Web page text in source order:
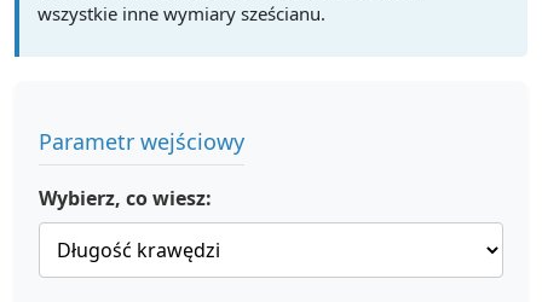
wszystkie inne wymiary sześcianu.
Parametr wejściowy
Wybierz, co wiesz: